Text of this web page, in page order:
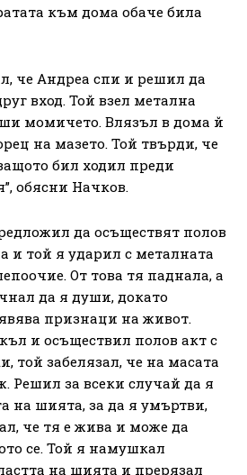
към дома обаче била
че Андреа спи и решил да
вход. Той взел метална
момичето. Влязъл в дома й
на мазето. Той твърди, че
бил ходил преди
обясни Начков.
да осъществят полов
и той я ударил с металната
От това тя паднала, а
да я души, докато
признаци на живот.
и осъществил полов акт с
той забелязал, че на масата
Решил за всеки случай да я
на шията, за да я умъртви,
че тя е жива и може да
се. Той я намушкал
на шията и прерязал